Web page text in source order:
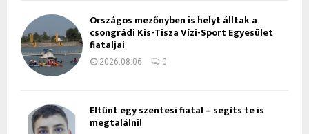
Országos mezőnyben is helyt álltak a
csongrádi Kis-Tisza Vízi-Sport Egyesület
fiataljai
2026.08.06. 0
Eltűnt egy szentesi fiatal – segíts te is
megtalálni!